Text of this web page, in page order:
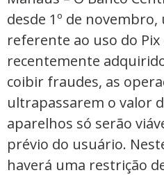
desde 1º de
referente ao uso do
recentemente
coibir fraudes, as
ultrapassarem o valor
aparelhos só serão
prévio do usuário.
haverá uma restrição